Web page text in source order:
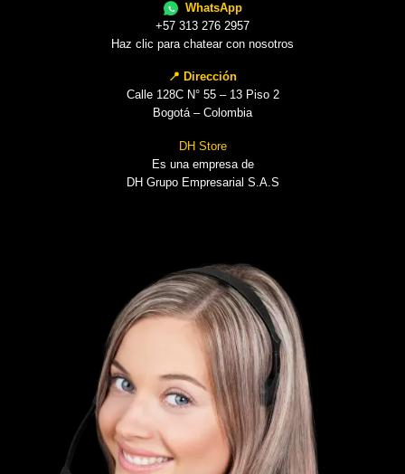
WhatsApp
+57 313 276 2957
Haz clic para chatear con nosotros
📍 Dirección
Calle 128C N° 55 – 13 Piso 2
Bogotá – Colombia
DH Store
Es una empresa de
DH Grupo Empresarial S.A.S